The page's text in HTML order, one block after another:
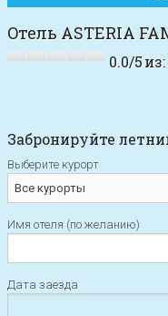
Oтель ASTERIA
0.0/5из:
Забронируйте
Выберите курорт
Имя отеля (по желанию)
Дата заезда